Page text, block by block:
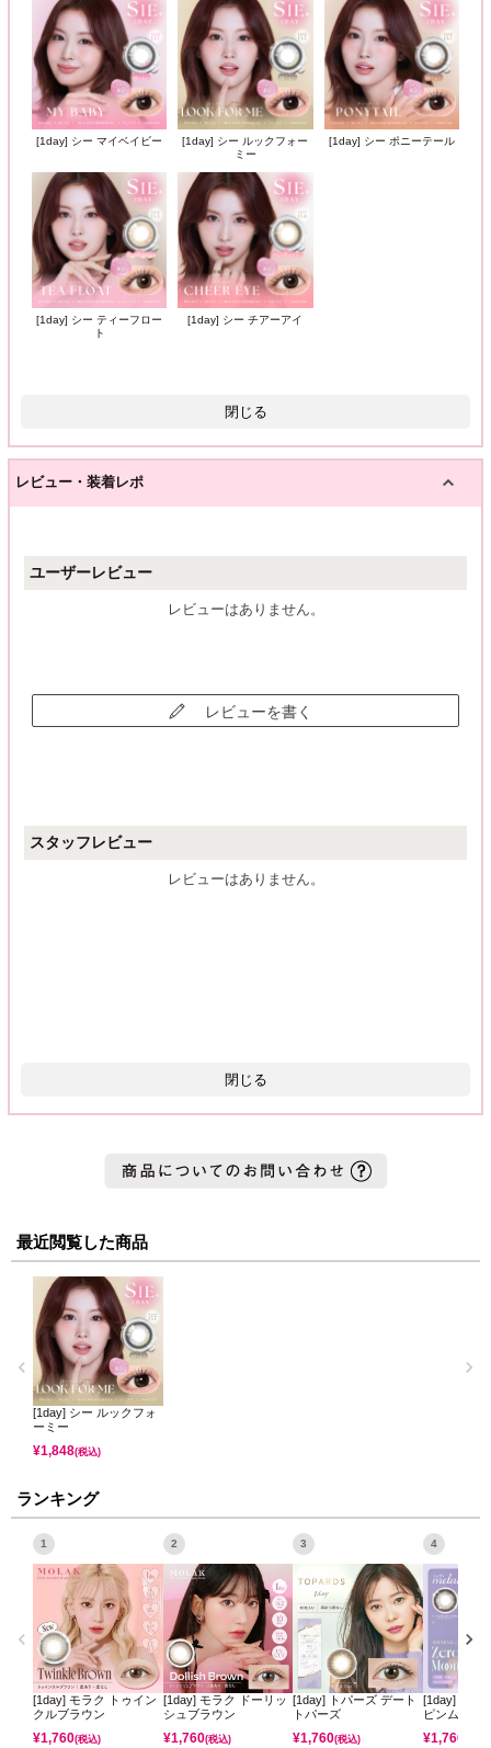
[1day] シー マイベイビー
[1day] シー ルックフォー
ミー
[1day] シー ポニーテール
[1day] シー ティーフロー
ト
[1day] シー チアーアイ
閉じる
レビュー・装着レポ
ユーザーレビュー
レビューはありません。
レビューを書く
スタッフレビュー
レビューはありません。
閉じる
最近閲覧した商品
[1day] シー ルックフォ
ーミー
¥1,848(税込)
ランキング
1
[1day] モラク トゥイン
クルブラウン
¥1,760(税込)
2
[1day] モラク ドーリッ
シュブラウン
¥1,760(税込)
3
[1day] トパーズ デート
トパーズ
¥1,760(税込)
4
[1day] ミレ
ピンムーン
¥1,760